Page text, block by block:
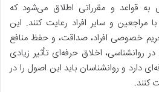
به قواعد و مقرراتی اطلاق می‌شود که
مراجعین و سایر افراد رعایت کنند. این
خصوصی افراد، صداقت، و حفظ منافع
روانشناسی، اخلاق حرفه‌ای تأثیر زیادی
دارد و روانشناسان باید این اصول را در
کنند.